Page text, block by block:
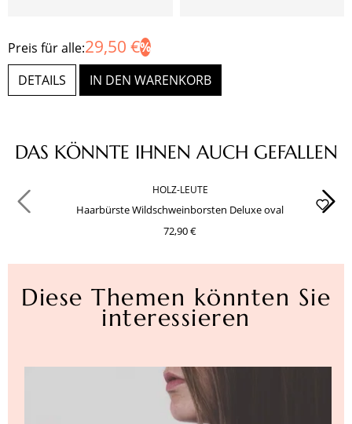
Preis für alle:29,50 €
DETAILS IN DEN WARENKORB
Produktgalerie überspringen
DAS KÖNNTE IHNEN AUCH GEFALLEN
HOLZ-LEUTE
Haarbürste Wildschweinborsten Deluxe oval
72,90 €
Diese Themen könnten Sie
interessieren